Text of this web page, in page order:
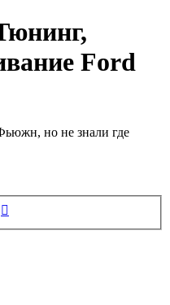
Ford
но не знали где